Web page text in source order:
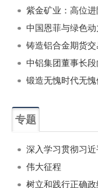
紫金矿业：高位进
中国恩菲与绿色
铸造铝合金期货
专题
深入学习贯彻习
伟大征程
树立和践行正确